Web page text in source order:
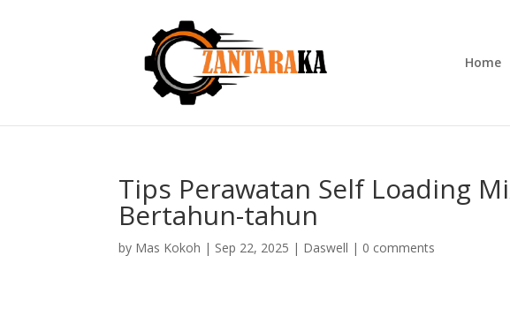
Home
Tips Perawatan Self Loading
Bertahun-tahun
by Mas Kokoh | Sep 22, 2025 | Daswell | 0 comments